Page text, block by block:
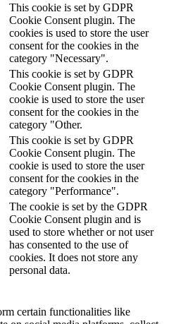
This cookie is set by GDPR
Cookie Consent plugin. The
cookies is used to store the user
consent for the cookies in the
category "Necessary".
This cookie is set by GDPR
Cookie Consent plugin. The
cookie is used to store the user
consent for the cookies in the
category "Other.
This cookie is set by GDPR
Cookie Consent plugin. The
cookie is used to store the user
consent for the cookies in the
category "Performance".
The cookie is set by the GDPR
Cookie Consent plugin and is
used to store whether or not user
has consented to the use of
cookies. It does not store any
personal data.
certain functionalities like